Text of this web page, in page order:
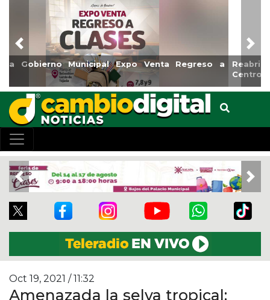
Reabrirá Coatzacoalcos la Alberca Semiolímpica Zona
Previous
Previous
Oct 19, 2021 / 11:32
Amenazada la selva tropical;